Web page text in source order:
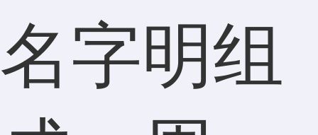
名字明组